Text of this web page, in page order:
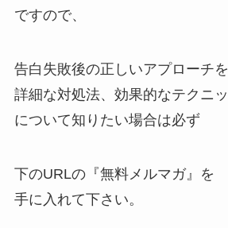
ですので、
告白失敗後の正しいアプローチ
詳細な対処法、効果的なテクニ
について知りたい場合は必ず
下のURLの『無料メルマガ』を
手に入れて下さい。